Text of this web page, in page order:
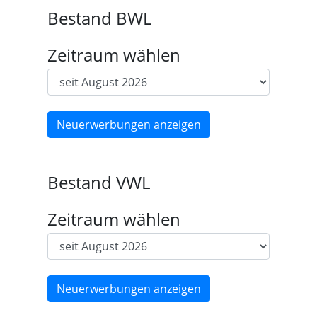
Bestand BWL
Zeitraum wählen
Bestand VWL
Zeitraum wählen